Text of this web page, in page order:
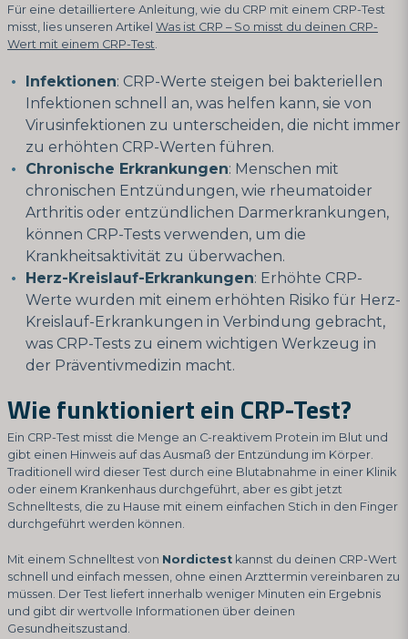
Für eine detailliertere Anleitung, wie du CRP mit einem CRP-Test
misst, lies unseren Artikel Was ist CRP – So misst du deinen CRP-
Wert mit einem CRP-Test
Infektionen: CRP-Werte steigen bei bakteriellen
Infektionen schnell an, was helfen kann, sie von
Virusinfektionen zu unterscheiden, die nicht immer
zu erhöhten CRP-Werten führen.
Chronische Erkrankungen: Menschen mit
chronischen Entzündungen, wie rheumatoider
Arthritis oder entzündlichen Darmerkrankungen,
können CRP-Tests verwenden, um die
Krankheitsaktivität zu überwachen.
Herz-Kreislauf-Erkrankungen: Erhöhte CRP-
Werte wurden mit einem erhöhten Risiko für Herz-
Kreislauf-Erkrankungen in Verbindung gebracht,
was CRP-Tests zu einem wichtigen Werkzeug in
der Präventivmedizin macht.
Wie funktioniert ein CRP-Test?
Ein CRP-Test misst die Menge an C-reaktivem Protein im Blut und
gibt einen Hinweis auf das Ausmaß der Entzündung im Körper.
Traditionell wird dieser Test durch eine Blutabnahme in einer Klinik
oder einem Krankenhaus durchgeführt, aber es gibt jetzt
Schnelltests, die zu Hause mit einem einfachen Stich in den Finger
durchgeführt werden können.
Mit einem Schnelltest von Nordictest kannst du deinen CRP-Wert
schnell und einfach messen, ohne einen Arzttermin vereinbaren zu
müssen. Der Test liefert innerhalb weniger Minuten ein Ergebnis
und gibt dir wertvolle Informationen über deinen
Gesundheitszustand.